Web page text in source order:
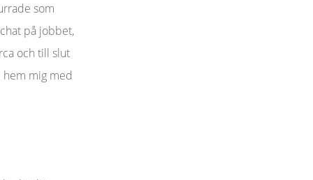
som
på jobbet,
och till slut
mig med